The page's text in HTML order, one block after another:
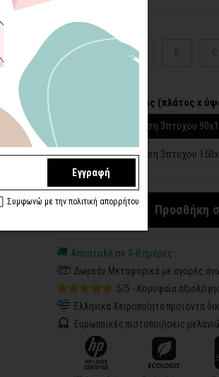
Επιλέξτε Πίνακα
SET of 3 A
Επιλέξτε διαστάσεις (πλάτος x
30 x 120 εκ. (Διάσταση 3πτυχου
50 x 200 εκ. (Διάσταση 3πτυχου
Προσθήκη
Αποστολή σε 3-8 ημέρες
Δωρεάν Μεταφορικά με αγορές
5/5 - Κορυφαία
Ελληνικά Χειροποίητα προϊόντα
Ευρωπαϊκές πιστοποιήσεις
Εγγραφή
Συμφωνώ με την πολιτική απορρήτου